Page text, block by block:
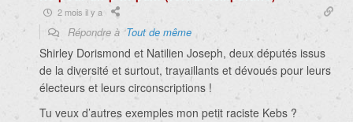
2 mois il y a
Répondre àTout de même
Shirley Dorismond et Natilien Joseph, deux députés issus
de la diversité et surtout, travaillants et dévoués pour leurs
électeurs et leurs circonscriptions !
Tu veux d’autres exemples mon petit raciste Kebs ?